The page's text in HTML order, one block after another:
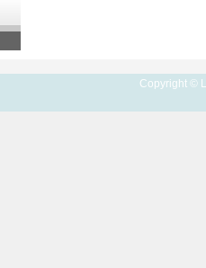
Copyright ©